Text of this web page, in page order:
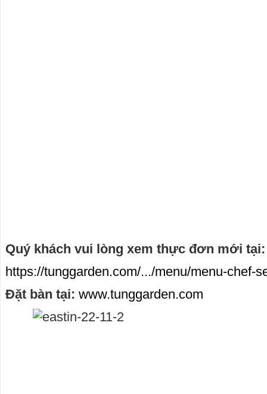
Quý khách vui lòng xem thực đơn mới tại:
https://tunggarden.com/.../menu/menu-chef-
Đặt bàn tại: www.tunggarden.com